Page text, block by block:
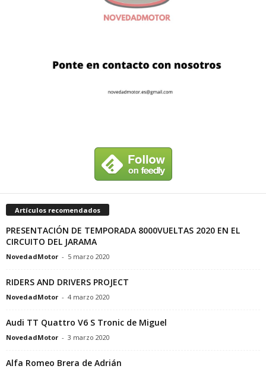
Artículos recomendados
PRESENTACIÓN DE TEMPORADA 8000VUELTAS 2020 EN EL
CIRCUITO DEL JARAMA
NovedadMotor - 5 marzo 2020
RIDERS AND DRIVERS PROJECT
NovedadMotor - 4 marzo 2020
Audi TT Quattro V6 S Tronic de Miguel
NovedadMotor - 3 marzo 2020
Alfa Romeo Brera de Adrián